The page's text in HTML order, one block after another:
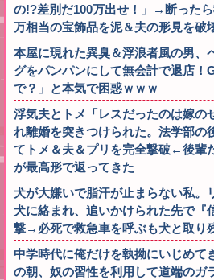
の!?差別だ100万出せ！」→断った
万相当の宝飾品を泥＆夫の形見を破
本屋に現れた異臭＆浮浪者風の男、
グをパンパンにして無会計で退店！
で？」と本気で困惑ｗｗｗ
浮気夫とトメ「レスだったのは嫁の
れ離婚を突きつけられた。法学部の
てトメ＆夫＆プリを完全撃破←後輩
が最高形で返ってきた
犬が大嫌いで脂汗が止まらない私。
犬に絡まれ、追いかけられた先で『
撃→必死で救急車を呼ぶも犬と取り
中学時代に俺だけを執拗にいじめて
の朝、奴の習性を利用して道端のガ